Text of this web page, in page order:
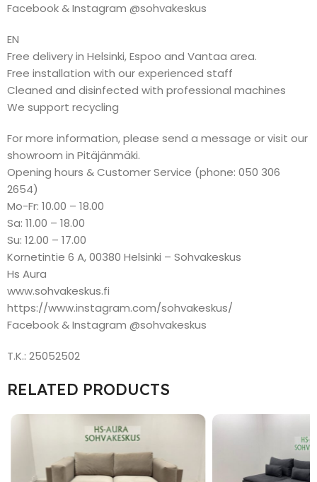
Facebook & Instagram @sohvakeskus
EN
Free delivery in Helsinki, Espoo and Vantaa area.
Free installation with our experienced staff
Cleaned and disinfected with professional machines
We support recycling
For more information, please send a message or visit our
showroom in Pitäjänmäki.
Opening hours & Customer Service (phone: 050 306
2654)
Mo-Fr: 10.00 – 18.00
Sa: 11.00 – 18.00
Su: 12.00 – 17.00
Kornetintie 6 A, 00380 Helsinki – Sohvakeskus
Hs Aura
www.sohvakeskus.fi
https://www.instagram.com/sohvakeskus/
Facebook & Instagram @sohvakeskus
T.K.: 25052502
RELATED PRODUCTS